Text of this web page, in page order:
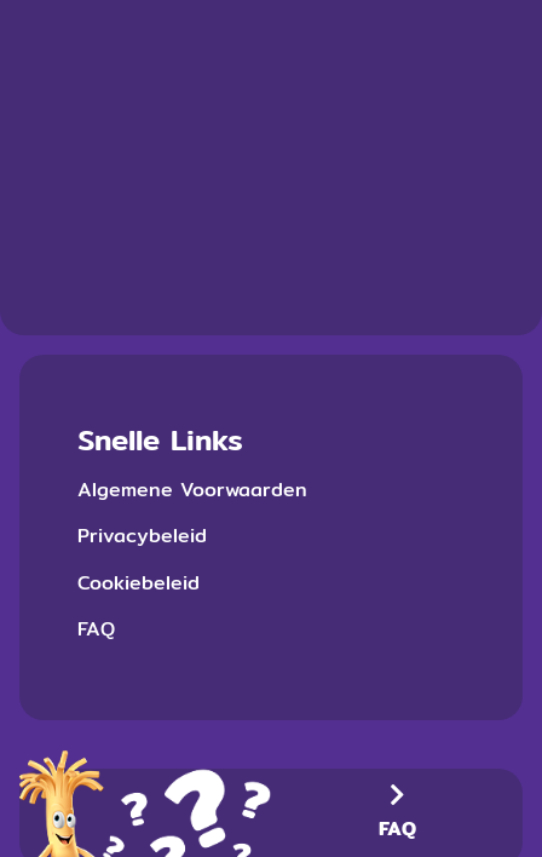
Snelle Links
Algemene Voorwaarden
Privacybeleid
Cookiebeleid
FAQ
FAQ